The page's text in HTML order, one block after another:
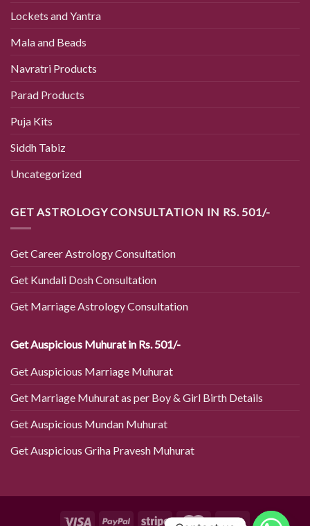
Lockets and Yantra
Mala and Beads
Navratri Products
Parad Products
Puja Kits
Siddh Tabiz
Uncategorized
GET ASTROLOGY CONSULTATION IN RS. 501/-
Get Career Astrology Consultation
Get Kundali Dosh Consultation
Get Marriage Astrology Consultation
Get Auspicious Muhurat in Rs. 501/-
Get Auspicious Marriage Muhurat
Get Marriage Muhurat as per Boy & Girl Birth Details
Get Auspicious Mundan Muhurat
Get Auspicious Griha Pravesh Muhurat